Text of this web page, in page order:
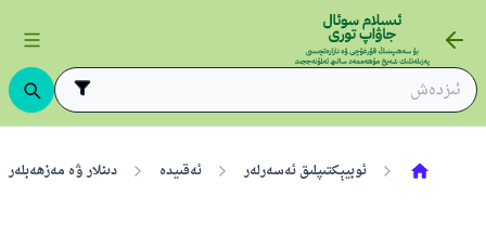
ئوبيېكتىپلىق ئەسەرلەر ئەقىيدە دىنلار ۋە مەزھەبلەر